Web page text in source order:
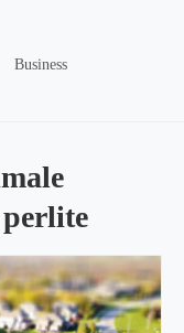
Business